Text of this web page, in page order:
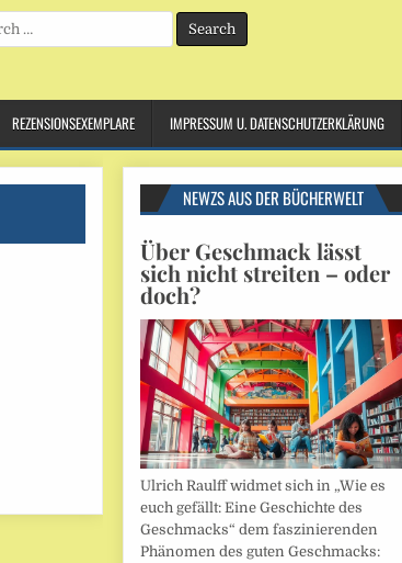
REZENSIONSEXEMPLARE IMPRESSUM U. DATENSCHUTZERKLÄRUNG
NEWZS AUS DER BÜCHERWELT
Über Geschmack lässt
sich nicht streiten – oder
doch?
Ulrich Raulff widmet sich in „Wie es
euch gefällt: Eine Geschichte des
Geschmacks“ dem faszinierenden
Phänomen des guten Geschmacks: